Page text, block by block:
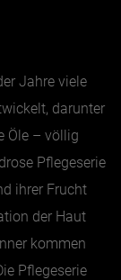
Jahre viele
darunter
Öle – völlig
Pflegeserie
ihrer Frucht
der Haut
kommen
Pflegeserie